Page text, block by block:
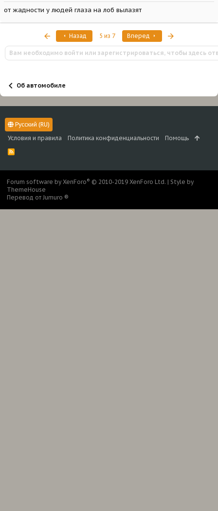
от жадности у людей глаза на лоб вылазят
ПервыйНазад 5 из 7 Вперед
Вам необходимо войти или зарегистрироваться, чтобы здесь
Об автомобиле
Русский (RU)
Условия и правила
Политика конфиденциальности Помощь
R
S
Forum software by XenForo® © 2010-2019 XenForo Ltd. | Style by
ThemeHouse
Перевод от Jumuro ®